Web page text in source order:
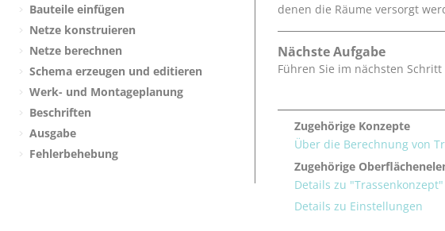
Bauteile einfügen
Netze konstruieren
Netze berechnen
Schema erzeugen und editieren
Werk- und Montageplanung
Beschriften
Ausgabe
Fehlerbehebung
denen die Räume versorgt
Nächste Aufgabe
Führen Sie im nächsten
Zugehörige Konzepte
Über die Berechnung von
Zugehörige
Details zu "Trassenkonzept"
Details zu Einstellungen